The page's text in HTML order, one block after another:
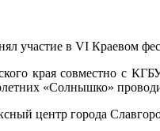
участие в VI Краевом
края совместно с
«Солнышко»
центр города